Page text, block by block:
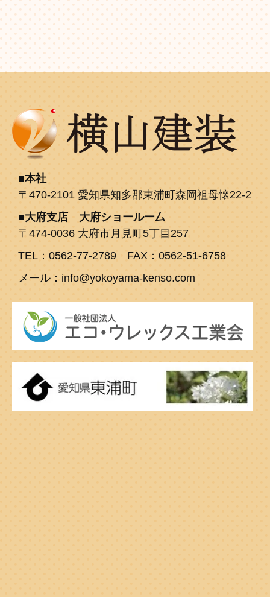
本社
〒470-2101 愛知県知多郡東浦町森岡祖母懐22-2
大府支店 大府ショールー厶
〒474-0036 大府市月見町5丁目257
TEL：0562-77-2789 FAX：0562-51-6758
メール：info@yokoyama-kenso.com